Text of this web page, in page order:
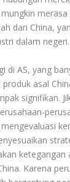
dari China,
dalam negeri.
di AS, yang
asal
signifikan.
ketegangan
Karena